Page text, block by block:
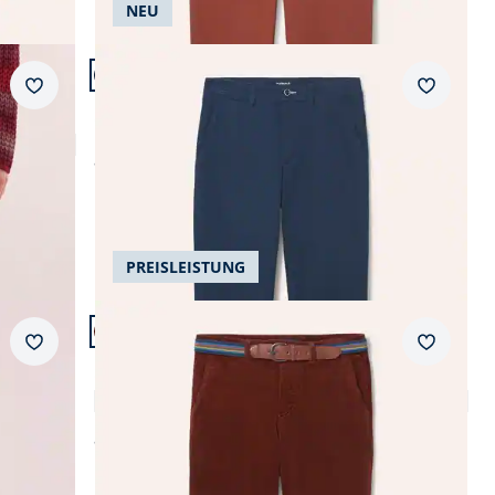
knitterarm
schnelltrocknend
temperatur-ausgleichend
weichfließend
Merkzettel
Artikel 9 von 24.
Passform Modern Fit.
NEU
Modern Fit
Chino aus Baumwollstretch
ab
Merkzettel
Artikel 12 von 24.
Passform Regular Fit.
PREISLEISTUNG
Regular Fit
Gürtel-Cord Chino
ab